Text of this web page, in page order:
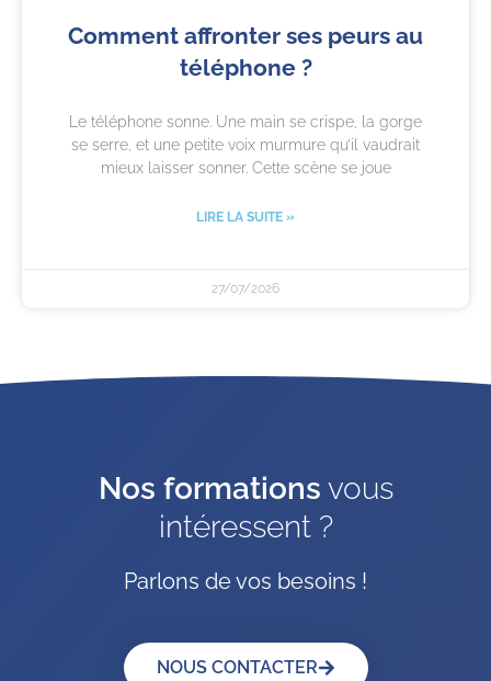
Comment affronter ses peurs au
téléphone ?
Le téléphone sonne. Une main se crispe, la gorge
se serre, et une petite voix murmure qu’il vaudrait
mieux laisser sonner. Cette scène se joue
LIRE LA SUITE »
27/07/2026
Nos formations vous
intéressent ?
Parlons de vos besoins !
NOUS CONTACTER